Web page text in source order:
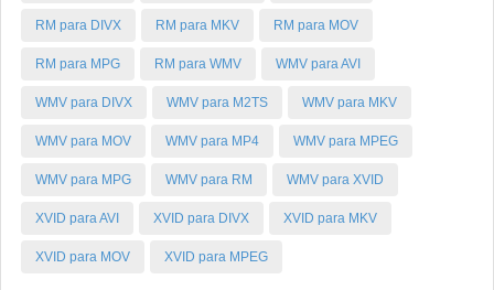
RM para DIVX RM para MKV RM para MOV
RM para MPG RM para WMV WMV para AVI
WMV para DIVX WMV para M2TS WMV para MKV
WMV para MOV WMV para MP4 WMV para MPEG
WMV para MPG WMV para RM WMV para XVID
XVID para AVI XVID para DIVX XVID para MKV
XVID para MOV XVID para MPEG